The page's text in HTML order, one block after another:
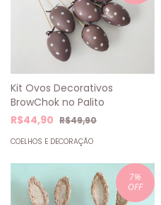
Kit Ovos Decorativos
BrowChok no Palito
R$44,90 R$49,90
COELHOS E DECORAÇÃO
7%
OFF